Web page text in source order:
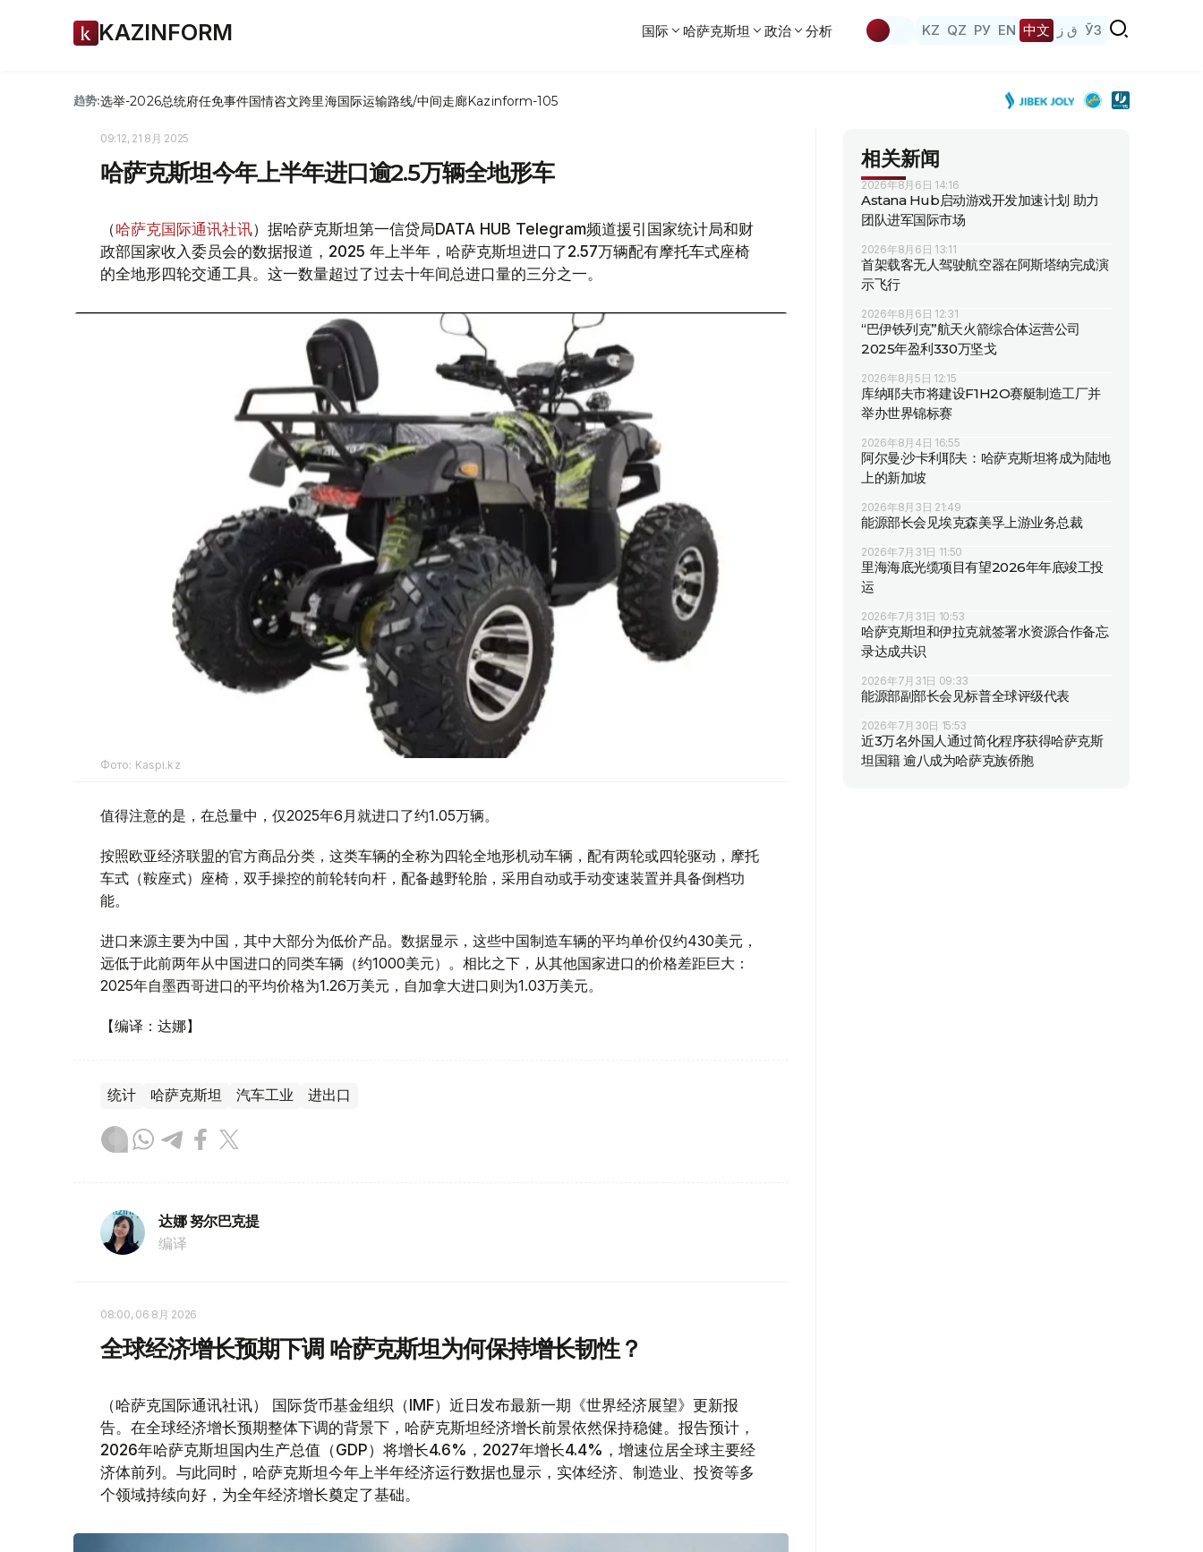
KAZINFORM 国际 哈萨克斯坦 政治 分析 KZ QZ РУ EN 中文 ق ز ЎЗ
趋势:选举-2026总统府任免事件国情咨文跨里海国际运输路线/中间走廊Kazinform-105
09:12, 21 8月 2025
哈萨克斯坦今年上半年进口逾2.5万辆全地形车
（哈萨克国际通讯社讯）据哈萨克斯坦第一信贷局DATA HUB Telegram频道援引国家统计局和财
政部国家收入委员会的数据报道，2025 年上半年，哈萨克斯坦进口了2.57万辆配有摩托车式座椅
的全地形四轮交通工具。这一数量超过了过去十年间总进口量的三分之一。
Фото: Kaspi.kz
值得注意的是，在总量中，仅2025年6月就进口了约1.05万辆。
按照欧亚经济联盟的官方商品分类，这类车辆的全称为四轮全地形机动车辆，配有两轮或四轮驱动，摩托
车式（鞍座式）座椅，双手操控的前轮转向杆，配备越野轮胎，采用自动或手动变速装置并具备倒档功
能。
进口来源主要为中国，其中大部分为低价产品。数据显示，这些中国制造车辆的平均单价仅约430美元，
远低于此前两年从中国进口的同类车辆（约1000美元）。相比之下，从其他国家进口的价格差距巨大：
2025年自墨西哥进口的平均价格为1.26万美元，自加拿大进口则为1.03万美元。
【编译：达娜】
统计 哈萨克斯坦 汽车工业 进出口
达娜 努尔巴克提
编译
08:00, 06 8月 2026
全球经济增长预期下调 哈萨克斯坦为何保持增长韧性？
（哈萨克国际通讯社讯） 国际货币基金组织（IMF）近日发布最新一期《世界经济展望》更新报
告。在全球经济增长预期整体下调的背景下，哈萨克斯坦经济增长前景依然保持稳健。报告预计，
2026年哈萨克斯坦国内生产总值（GDP）将增长4.6%，2027年增长4.4%，增速位居全球主要经
济体前列。与此同时，哈萨克斯坦今年上半年经济运行数据也显示，实体经济、制造业、投资等多
个领域持续向好，为全年经济增长奠定了基础。
相关新闻
2026年8月6日 14:16
Astana Hub启动游戏开发加速计划 助力
团队进军国际市场
2026年8月6日 13:11
首架载客无人驾驶航空器在阿斯塔纳完成演
示飞行
2026年8月6日 12:31
“巴伊铁列克”航天火箭综合体运营公司
2025年盈利330万坚戈
2026年8月5日 12:15
库纳耶夫市将建设F1H2O赛艇制造工厂并
举办世界锦标赛
2026年8月4日 16:55
阿尔曼·沙卡利耶夫：哈萨克斯坦将成为陆地
上的新加坡
2026年8月3日 21:49
能源部长会见埃克森美孚上游业务总裁
2026年7月31日 11:50
里海海底光缆项目有望2026年年底竣工投
运
2026年7月31日 10:53
哈萨克斯坦和伊拉克就签署水资源合作备忘
录达成共识
2026年7月31日 09:33
能源部副部长会见标普全球评级代表
2026年7月30日 15:53
近3万名外国人通过简化程序获得哈萨克斯
坦国籍 逾八成为哈萨克族侨胞